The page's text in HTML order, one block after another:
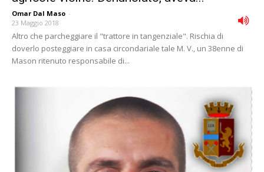
Omar Dal Maso -
23 Maggio 2018
Altro che parcheggiare il "trattore in tangenziale". Rischia di
doverlo posteggiare in casa circondariale tale M. V., un 38enne di
Mason ritenuto responsabile di...